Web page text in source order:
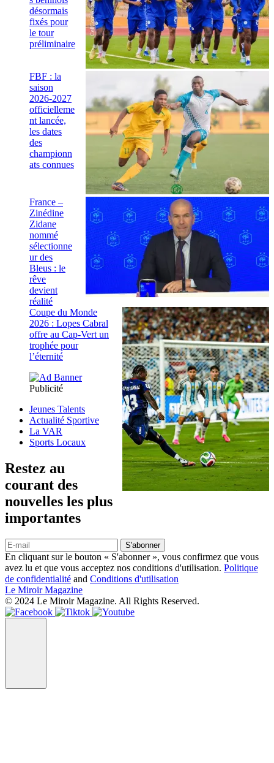
désormais
fixés pour
le tour
préliminaire
FBF : la
saison
2026-2027
officielleme
nt lancée,
les dates
des
championn
ats connues
France –
Zinédine
Zidane
nommé
sélectionne
ur des
Bleus : le
rêve
devient
réalité
Coupe du Monde
2026 : Lopes Cabral
offre au Cap-Vert un
trophée pour
l’éternité
Publicité
Jeunes Talents
Actualité Sportive
La VAR
Sports Locaux
Restez au
courant des
nouvelles les plus
importantes
S'abonner
En cliquant sur le bouton « S'abonner », vous confirmez que vous
avez lu et que vous acceptez nos conditions d'utilisation. Politique
de confidentialité and Conditions d'utilisation
Le Miroir Magazine
© 2024 Le Miroir Magazine. All Rights Reserved.